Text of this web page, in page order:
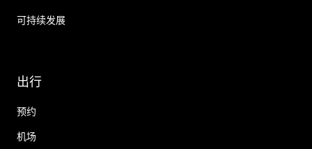
可持续发展
出行
预约
机场